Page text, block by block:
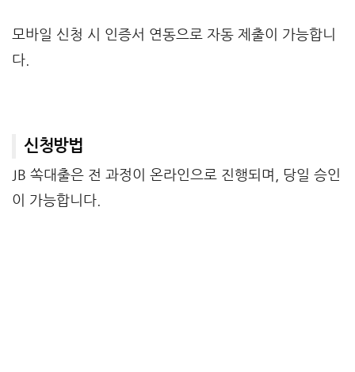
모바일 신청 시 인증서 연동으로 자동 제출이 가능합니
다.
신청방법
JB 쏙대출은 전 과정이 온라인으로 진행되며, 당일 승인
이 가능합니다.